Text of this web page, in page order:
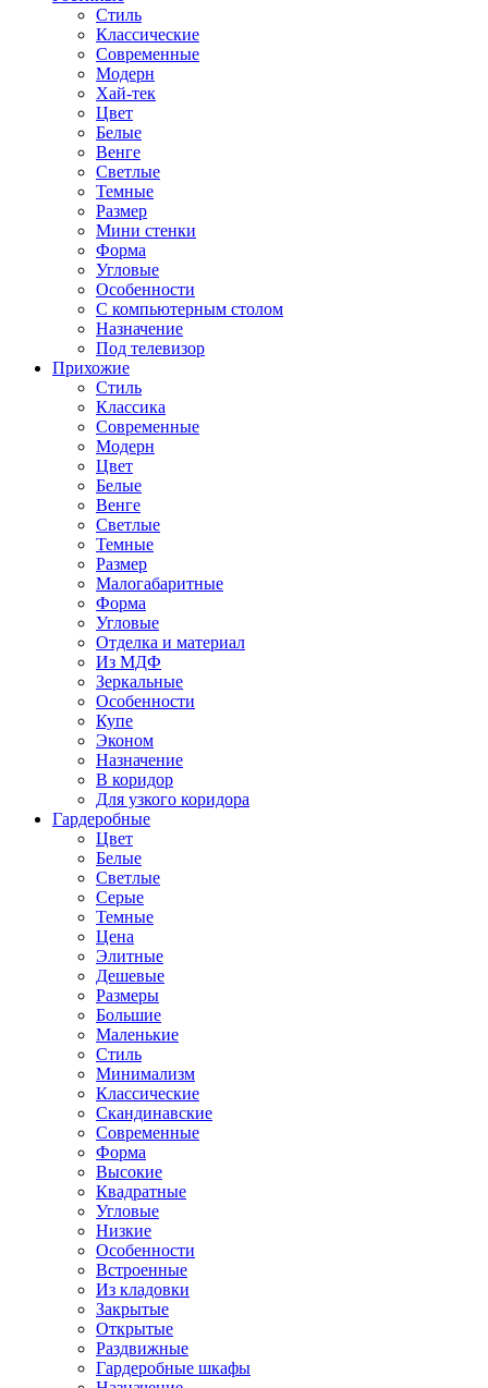
Стиль
Классические
Современные
Модерн
Хай-тек
Цвет
Белые
Венге
Светлые
Темные
Размер
Мини стенки
Форма
Угловые
Особенности
С компьютерным столом
Назначение
Под телевизор
Прихожие
Стиль
Классика
Современные
Модерн
Цвет
Белые
Венге
Светлые
Темные
Размер
Малогабаритные
Форма
Угловые
Отделка и материал
Из МДФ
Зеркальные
Особенности
Купе
Эконом
Назначение
В коридор
Для узкого коридора
Гардеробные
Цвет
Белые
Светлые
Серые
Темные
Цена
Элитные
Дешевые
Размеры
Большие
Маленькие
Стиль
Минимализм
Классические
Скандинавские
Современные
Форма
Высокие
Квадратные
Угловые
Низкие
Особенности
Встроенные
Из кладовки
Закрытые
Открытые
Раздвижные
Гардеробные шкафы